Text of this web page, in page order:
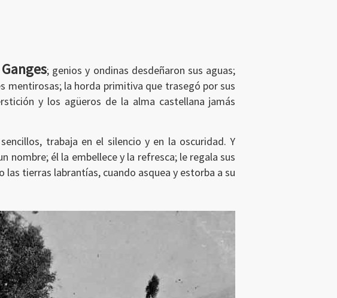
; genios y ondinas desdeñaron sus aguas;
mentirosas; la horda primitiva que trasegó por sus
y los agüeros de la alma castellana jamás
trabaja en el silencio y en la oscuridad. Y
nombre; él la embellece y la refresca; le regala sus
tierras labrantías, cuando asquea y estorba a su